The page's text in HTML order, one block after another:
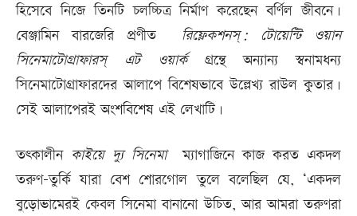
হিসেবে নিজে তিনটি চলচ্চিত্র নির্মাণ করেছেন বর্ণিল জীবনে।
বেঞ্জামিন বারজেরি প্রণীত রিফ্লেকশনস্: টোয়েন্টি ওয়ান
সিনেমাটোগ্রাফারস্ এট ওয়ার্কগ্রন্থে অন্যান্য স্বনামধন্য
সিনেমাটোগ্রাফারদের আলাপে বিশেষভাবে উল্লেখ্য রাউল কুতার।
সেই আলাপেরই অংশবিশেষ এই লেখাটি।
তৎকালীন কাইয়ে দ্যু সিনেমাম্যাগাজিনে কাজ করত একদল
তরুণ-তুর্কি যারা বেশ শোরগোল তুলে বলেছিল যে, ‘একদল
বুড়োভামেরই কেবল সিনেমা বানানো উচিত, আর আমরা তরুণরা